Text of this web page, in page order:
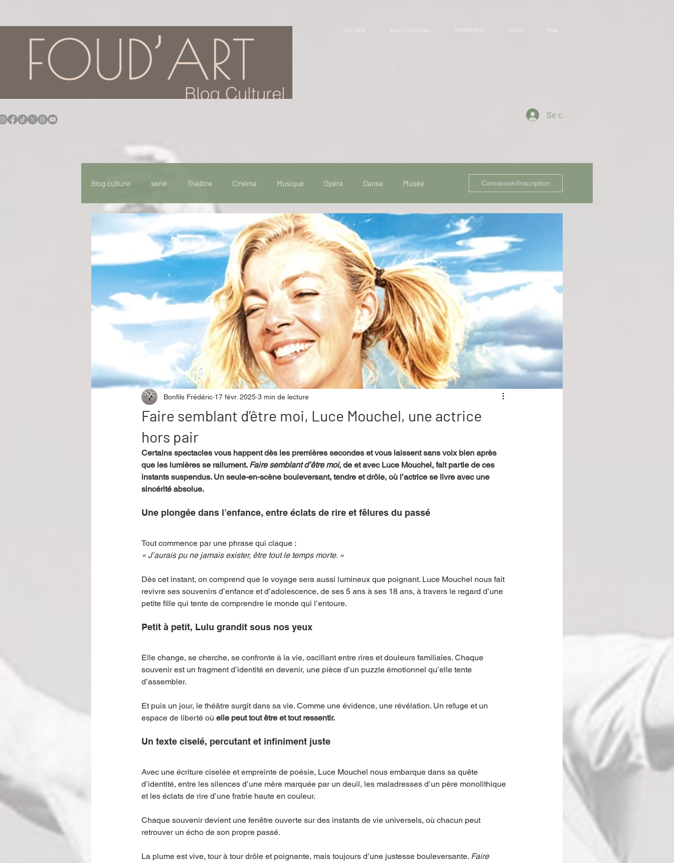
Blog Culturel
ACCUEIL BLOG CULTUREL INTERVIEW VIDEO Plus
Se connecter
Blog culturel serie Théâtre Cinéma Musique Opéra Danse Musée
Idée de voyage Fooding - Restaurant Burlesque
Performance Récompense Coup de coeur Instructif
Événement Validé par Romane. Spécial Famille Littérature Cirque Interview
Offre spéciale Annuaire Théâtre - Musée Hommage
Connexion/Inscription
Faire semblant d’être moi, Luce Mouchel, une actrice
hors pair
Bonfils Frédéric 17 févr. 2025 3 min de lecture
Certains spectacles vous happent dès les premières secondes et vous laissent sans voix bien après
que les lumières se rallument. Faire semblant d’être moi, de et avec Luce Mouchel, fait partie de ces
instants suspendus. Un seule-en-scène bouleversant, tendre et drôle, où l’actrice se livre avec une
sincérité absolue.
Une plongée dans l’enfance, entre éclats de rire et fêlures du passé
Tout commence par une phrase qui claque :
« J’aurais pu ne jamais exister, être tout le temps morte. »
Dès cet instant, on comprend que le voyage sera aussi lumineux que poignant. Luce Mouchel nous fait
revivre ses souvenirs d’enfance et d’adolescence, de ses 5 ans à ses 18 ans, à travers le regard d’une
petite fille qui tente de comprendre le monde qui l’entoure.
Petit à petit, Lulu grandit sous nos yeux
Elle change, se cherche, se confronte à la vie, oscillant entre rires et douleurs familiales. Chaque
souvenir est un fragment d’identité en devenir, une pièce d’un puzzle émotionnel qu’elle tente
d’assembler.
Et puis un jour, le théâtre surgit dans sa vie. Comme une évidence, une révélation. Un refuge et un
espace de liberté où elle peut tout être et tout ressentir.
Un texte ciselé, percutant et infiniment juste
Avec une écriture ciselée et empreinte de poésie, Luce Mouchel nous embarque dans sa quête
d’identité, entre les silences d’une mère marquée par un deuil, les maladresses d’un père monolithique
et les éclats de rire d’une fratrie haute en couleur.
Chaque souvenir devient une fenêtre ouverte sur des instants de vie universels, où chacun peut
retrouver un écho de son propre passé.
La plume est vive, tour à tour drôle et poignante, mais toujours d’une justesse bouleversante. Faire